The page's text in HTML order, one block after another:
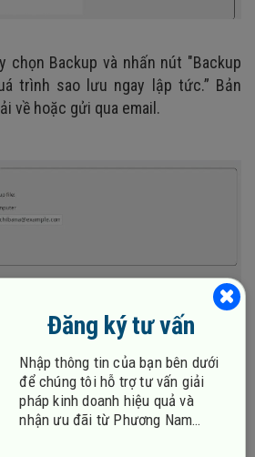
chọn Backup và nhấn nút "Backup
trình sao lưu ngay lập tức.” Bản
về hoặc gửi qua email.
phục thủ công
thủ công trang WordPress từ bản
Đăng ký tư vấn
Nhập thông tin của bạn bên dưới
để chúng tôi hỗ trợ tư vấn giải
pháp kinh doanh hiệu quả và
nhận ưu đãi từ Phương Nam